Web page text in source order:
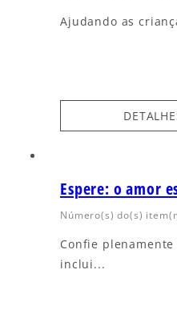
Ajudando as
Espere: o amor
Número(s) do(s)
Confie
inclui...